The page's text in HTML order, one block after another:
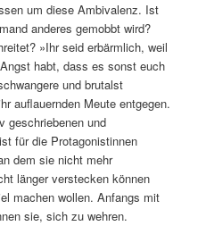
um diese Ambivalenz. Ist
anderes gemobbt wird?
»Ihr seid erbärmlich, weil
habt, dass es sonst euch
und brutalst
auflauernden Meute entgegen.
geschriebenen und
für die Protagonistinnen
dem sie nicht mehr
länger verstecken können
machen wollen. Anfangs mit
sie, sich zu wehren.